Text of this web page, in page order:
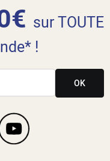
sur TOUTE
!
OK